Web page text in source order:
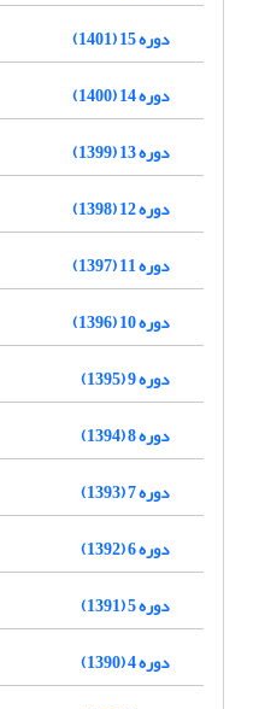
دوره 15 (1401)
دوره 14 (1400)
دوره 13 (1399)
دوره 12 (1398)
دوره 11 (1397)
دوره 10 (1396)
دوره 9 (1395)
دوره 8 (1394)
دوره 7 (1393)
دوره 6 (1392)
دوره 5 (1391)
دوره 4 (1390)